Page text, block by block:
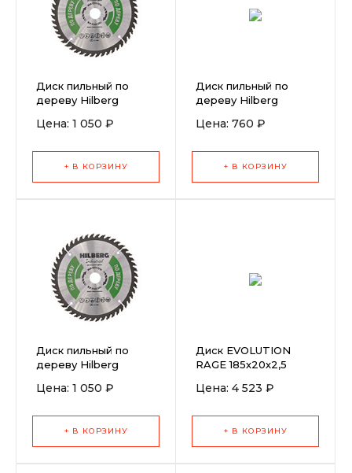
Диск пильный по
дереву Hilberg
Цена: 1 050 ₽
+ В КОРЗИНУ
Диск пильный по
дереву Hilberg
Цена: 760 ₽
+ В КОРЗИНУ
Диск пильный по
дереву Hilberg
Цена: 1 050 ₽
+ В КОРЗИНУ
Диск EVOLUTION
RAGE 185х20х2,5
Цена: 4 523 ₽
+ В КОРЗИНУ